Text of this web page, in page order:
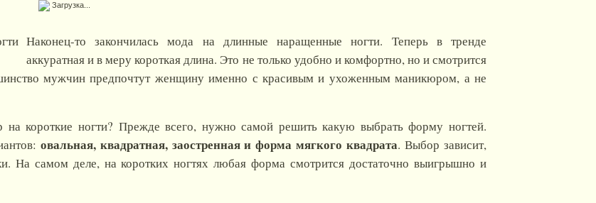
Загрузка...
Наконец-то закончилась мода на длинные наращенные ногти. Теперь в тренде
аккуратная и в меру короткая длина. Это не только удобно и комфортно, но и смотрится
мужчин предпочтут женщину именно с красивым и ухоженным маникюром, а не
короткие ногти? Прежде всего, нужно самой решить какую выбрать форму ногтей.
овальная, квадратная, заостренная и форма мягкого квадрата. Выбор зависит,
На самом деле, на коротких ногтях любая форма смотрится достаточно выигрышно и